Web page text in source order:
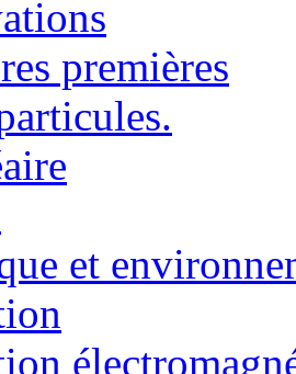
premières
et